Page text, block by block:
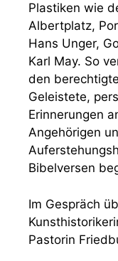
Plastiken wie
Albertplatz,
Hans Unger,
Karl May. So
den
Geleistete,
Erinnerungen
Angehörigen
Bibelversen
Im Gespräch
Pastorin